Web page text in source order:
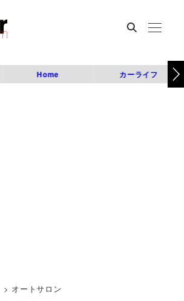
Home カーライフ
> オートサロン